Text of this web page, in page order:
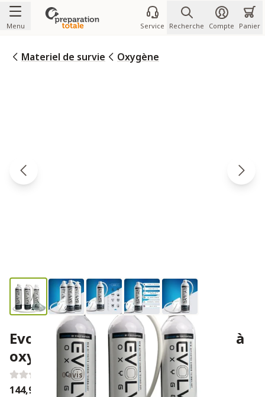
Allez au contenu
Menu Service Recherche Compte Panier
Materiel de survie Oxygène
Evolve Oxygen 3x 35L + masque à
oxygène
0 avis
144,95 €